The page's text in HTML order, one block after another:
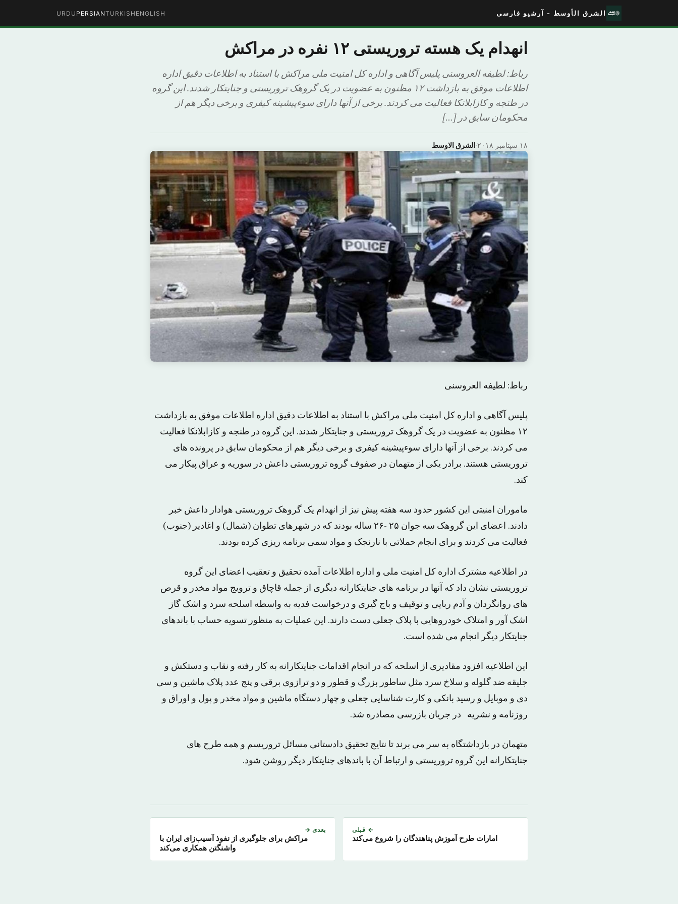
الشرق الأوسط - آرشیو فارسی ENGLISH
TURKISH
PERSIAN
URDU
انهدام یک هسته تروریستی ۱۲ نفره در مراکش
رباط: لطیفه العروسنی پلیس آگاهی و اداره کل امنیت ملی مراکش با استناد به اطلاعات دقیق اداره
اطلاعات موفق به بازداشت ۱۲ مظنون به عضویت در یک گروهک تروریستی و جنایتکار شدند. این گروه
در طنجه و کازابلانکا فعالیت می کردند. برخی از آنها دارای سوءپیشینه کیفری و برخی دیگر هم از
محکومان سابق در […]
الشرق الاوسط· ۱۸ سپتامبر ۲۰۱۸
رباط: لطیفه العروسنی
پلیس آگاهی و اداره کل امنیت ملی مراکش با استناد به اطلاعات دقیق اداره اطلاعات موفق به بازداشت
۱۲ مظنون به عضویت در یک گروهک تروریستی و جنایتکار شدند. این گروه در طنجه و کازابلانکا فعالیت
می کردند. برخی از آنها دارای سوءپیشینه کیفری و برخی دیگر هم از محکومان سابق در پرونده های
تروریستی هستند. برادر یکی از متهمان در صفوف گروه تروریستی داعش در سوریه و عراق پیکار می
کند.
ماموران امنیتی این کشور حدود سه هفته پیش نیز از انهدام یک گروهک تروریستی هوادار داعش خبر
دادند. اعضای این گروهک سه جوان ۲۵ -۲۶ ساله بودند که در شهرهای تطوان (شمال) و اغادیر (جنوب)
فعالیت می کردند و برای انجام حملاتی با نارنجک و مواد سمی برنامه ریزی کرده بودند.
در اطلاعیه مشترک اداره کل امنیت ملی و اداره اطلاعات آمده تحقیق و تعقیب اعضای این گروه
تروریستی نشان داد که آنها در برنامه های جنایتکارانه دیگری از جمله قاچاق و ترویج مواد مخدر و قرص
های روانگردان و آدم ربایی و توقیف و باج گیری و درخواست فدیه به واسطه اسلحه سرد و اشک گاز
اشک آور و امتلاک خودروهایی با پلاک جعلی دست دارند. این عملیات به منظور تسویه حساب با باندهای
جنایتکار دیگر انجام می شده است.
این اطلاعیه افزود مقادیری از اسلحه که در انجام اقدامات جنایتکارانه به کار رفته و نقاب و دستکش و
جلیقه ضد گلوله و سلاخ سرد مثل ساطور بزرگ و قطور و دو ترازوی برقی و پنج عدد پلاک ماشین و سی
دی و موبایل و رسید بانکی و کارت شناسایی جعلی و چهار دستگاه ماشین و مواد مخدر و پول و اوراق و
روزنامه و نشریه در جریان بازرسی مصادره شد.
متهمان در بازداشتگاه به سر می برند تا نتایج تحقیق دادستانی مسائل تروریسم و همه طرح های
جنایتکارانه این گروه تروریستی و ارتباط آن با باندهای جنایتکار دیگر روشن شود.
← قبلی
امارات طرح آموزش پناهندگان را شروع می‌کند
بعدی →
مراکش برای جلوگیری از نفوذ آسیب‌زای ایران با
واشنگتن همکاری می‌کند